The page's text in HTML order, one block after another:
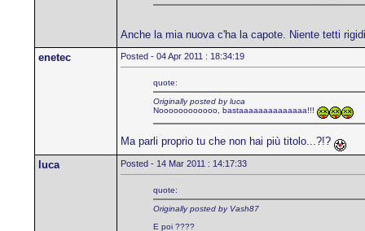
Anche la mia nuova c'ha la capote. Niente tetti
enetec
Posted - 04 Apr 2011 : 18:34:19
quote:
Originally posted by luca
Noooooooooooo, bastaaaaaaaaaaaaaa!!!
Ma parli proprio tu che non hai più titolo...?!?
luca
Posted - 14 Mar 2011 : 14:17:33
quote:
Originally posted by Vash87
E poi ????